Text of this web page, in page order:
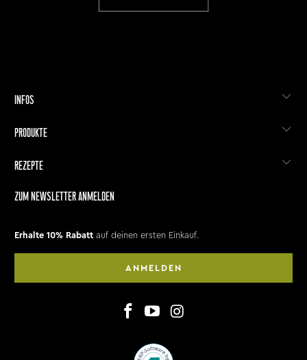
INFOS
PRODUKTE
REZEPTE
ZUM NEWSLETTER ANMELDEN
Erhalte 10% Rabatt auf deinen ersten Einkauf.
ANMELDEN